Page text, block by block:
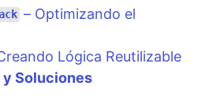
– Optimizando el
Lógica Reutilizable
y Soluciones